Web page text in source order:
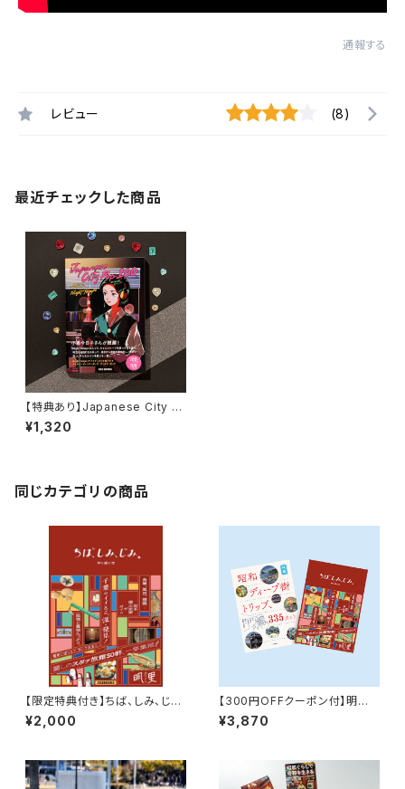
通報する
レビュー (8)
最近チェックした商品
【特典あり】Japanese City P
op 100, selected by Night
Tempo
¥1,320
同じカテゴリの商品
【限定特典付き】ちば、しみ、じ
み。 時を編む宿
¥2,000
【300円OFFクーポン付】明里
の世界セット『ちば、しみ、じみ。
時を編む宿』『昭和ディープ街ト
¥3,870